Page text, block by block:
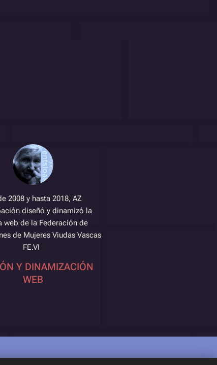
2008 y hasta 2018, AZ
diseñó y dinamizó la
web de la Federación de
de Mujeres Viudas Vascas
FE.VI
Y DINAMIZACIÓN
WEB